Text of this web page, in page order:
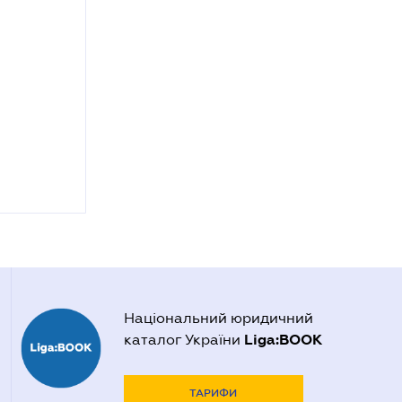
Національний юридичний
каталог України Liga:BOOK
ТАРИФИ